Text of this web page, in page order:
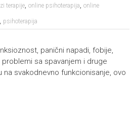
terapije, online psihoterapija, online
psihoterapija
panični napadi, fobije,
sa spavanjem i druge
svakodnevno funkcionisanje, ovo